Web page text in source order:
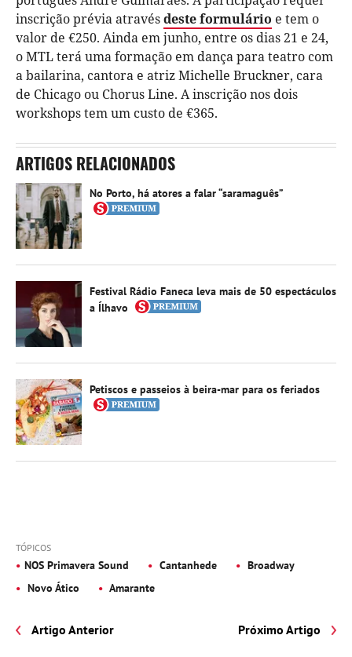
inscrição prévia atravésdeste formulário e tem o
valor de €250. Ainda em junho, entre os dias 21 e 24,
o MTL terá uma formação em dança para teatro com
a bailarina, cantora e atriz Michelle Bruckner, cara
de Chicago ou Chorus Line. A inscrição nos dois
workshops tem um custo de €365.
ARTIGOS RELACIONADOS
No Porto, há atores a falar “saramaguês”
Festival Rádio Faneca leva mais de 50 espectáculos
a Ílhavo
Petiscos e passeios à beira-mar para os feriados
TÓPICOS
NOS Primavera Sound Cantanhede
Broadway
Novo Ático
Amarante
Artigo Anterior Próximo Artigo